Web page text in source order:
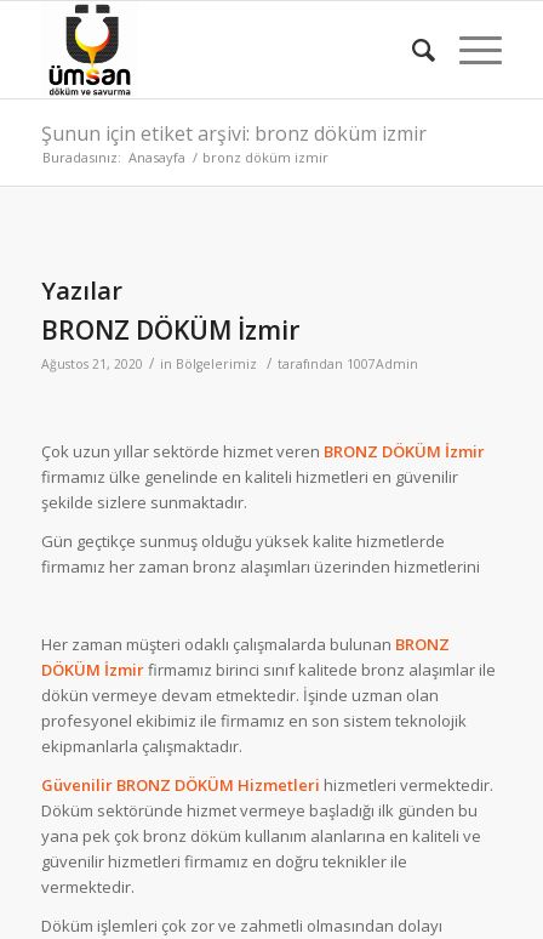
Şunun için etiket arşivi: bronz döküm izmir
Buradasınız: Anasayfa / bronz döküm izmir
Yazılar
BRONZ DÖKÜM İzmir
Ağustos 21, 2020 / in Bölgelerimiz / tarafından 1007Admin
Çok uzun yıllar sektörde hizmet veren BRONZ DÖKÜM İzmir
firmamız ülke genelinde en kaliteli hizmetleri en güvenilir
şekilde sizlere sunmaktadır.
Gün geçtikçe sunmuş olduğu yüksek kalite hizmetlerde
firmamız her zaman bronz alaşımları üzerinden hizmetlerini
Her zaman müşteri odaklı çalışmalarda bulunan BRONZ
DÖKÜM İzmirfirmamız birinci sınıf kalitede bronz alaşımlar ile
dökün vermeye devam etmektedir. İşinde uzman olan
profesyonel ekibimiz ile firmamız en son sistem teknolojik
ekipmanlarla çalışmaktadır.
Güvenilir BRONZ DÖKÜM Hizmetleri hizmetleri vermektedir.
Döküm sektöründe hizmet vermeye başladığı ilk günden bu
yana pek çok bronz döküm kullanım alanlarına en kaliteli ve
güvenilir hizmetleri firmamız en doğru teknikler ile
vermektedir.
Döküm işlemleri çok zor ve zahmetli olmasından dolayı